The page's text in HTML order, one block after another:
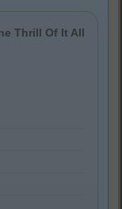
Thrill Of It All